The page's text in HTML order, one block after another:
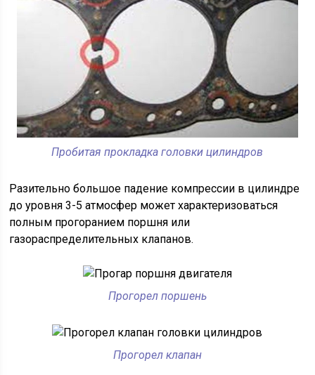
Пробитая прокладка головки цилиндров
Разительно большое падение компрессии в цилиндре
до уровня 3-5 атмосфер может характеризоваться
полным прогоранием поршня или
газораспределительных клапанов.
Прогорел поршень
Прогорел клапан